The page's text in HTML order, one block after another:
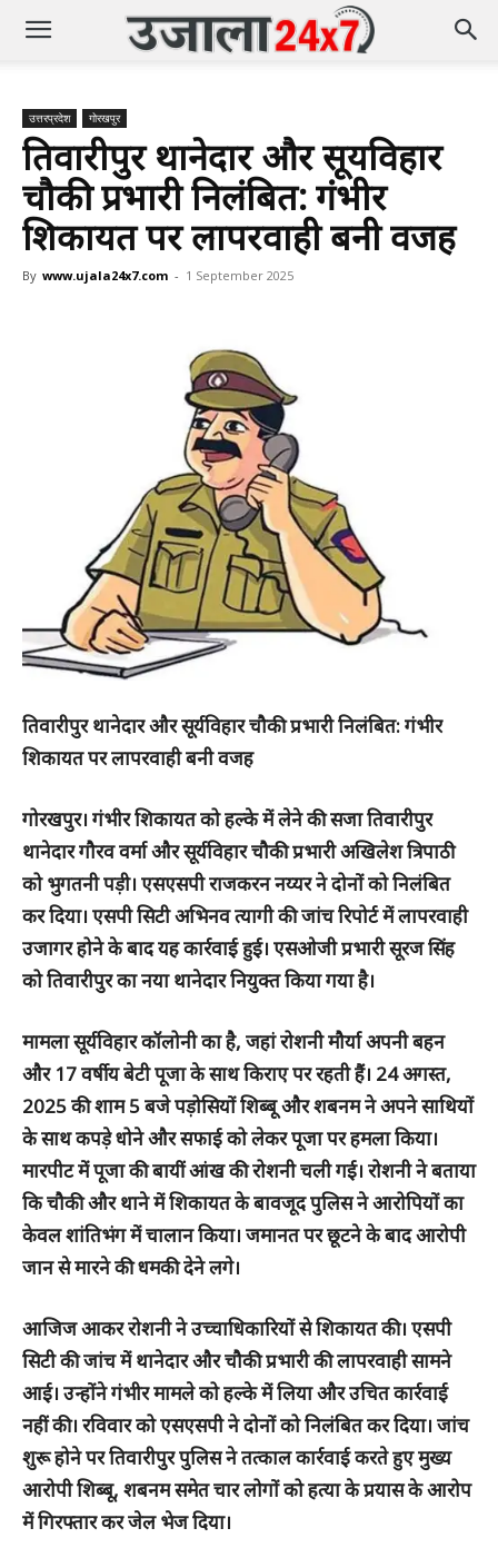
उत्तरप्रदेश गोरखपुर
तिवारीपुर थानेदार और सूर्यविहार
चौकी प्रभारी निलंबित: गंभीर
शिकायत पर लापरवाही बनी वजह
By www.ujala24x7.com - 1 September 2025
तिवारीपुर थानेदार और सूर्यविहार चौकी प्रभारी निलंबित: गंभीर
शिकायत पर लापरवाही बनी वजह
गोरखपुर। गंभीर शिकायत को हल्के में लेने की सजा तिवारीपुर
थानेदार गौरव वर्मा और सूर्यविहार चौकी प्रभारी अखिलेश त्रिपाठी
को भुगतनी पड़ी। एसएसपी राजकरन नय्यर ने दोनों को निलंबित
कर दिया। एसपी सिटी अभिनव त्यागी की जांच रिपोर्ट में लापरवाही
उजागर होने के बाद यह कार्रवाई हुई। एसओजी प्रभारी सूरज सिंह
को तिवारीपुर का नया थानेदार नियुक्त किया गया है।
मामला सूर्यविहार कॉलोनी का है, जहां रोशनी मौर्या अपनी बहन
और 17 वर्षीय बेटी पूजा के साथ किराए पर रहती हैं। 24 अगस्त,
2025 की शाम 5 बजे पड़ोसियों शिब्बू और शबनम ने अपने साथियों
के साथ कपड़े धोने और सफाई को लेकर पूजा पर हमला किया।
मारपीट में पूजा की बायीं आंख की रोशनी चली गई। रोशनी ने बताया
कि चौकी और थाने में शिकायत के बावजूद पुलिस ने आरोपियों का
केवल शांतिभंग में चालान किया। जमानत पर छूटने के बाद आरोपी
जान से मारने की धमकी देने लगे।
आजिज आकर रोशनी ने उच्चाधिकारियों से शिकायत की। एसपी
सिटी की जांच में थानेदार और चौकी प्रभारी की लापरवाही सामने
आई। उन्होंने गंभीर मामले को हल्के में लिया और उचित कार्रवाई
नहीं की। रविवार को एसएसपी ने दोनों को निलंबित कर दिया। जांच
शुरू होने पर तिवारीपुर पुलिस ने तत्काल कार्रवाई करते हुए मुख्य
आरोपी शिब्बू, शबनम समेत चार लोगों को हत्या के प्रयास के आरोप
में गिरफ्तार कर जेल भेज दिया।